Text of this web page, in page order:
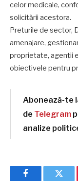
celor medicale,
solicitării acestora.
Preturile de sector,
amenajare,
proprietate, agenții
obiectivele pentru
Abonează-te
de Telegram
analize